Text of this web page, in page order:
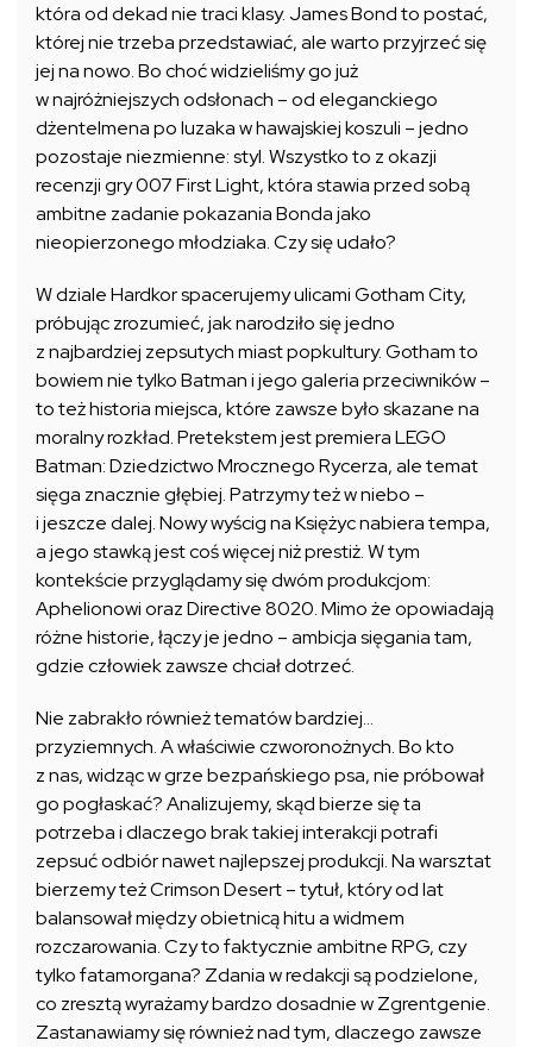
która od dekad nie traci klasy. James Bond to postać,
której nie trzeba przedstawiać, ale warto przyjrzeć się
jej na nowo. Bo choć widzieliśmy go już
w najróżniejszych odsłonach – od eleganckiego
dżentelmena po luzaka w hawajskiej koszuli – jedno
pozostaje niezmienne: styl. Wszystko to z okazji
recenzji gry 007 First Light, która stawia przed sobą
ambitne zadanie pokazania Bonda jako
nieopierzonego młodziaka. Czy się udało?
W dziale Hardkor spacerujemy ulicami Gotham City,
próbując zrozumieć, jak narodziło się jedno
z najbardziej zepsutych miast popkultury. Gotham to
bowiem nie tylko Batman i jego galeria przeciwników –
to też historia miejsca, które zawsze było skazane na
moralny rozkład. Pretekstem jest premiera LEGO
Batman: Dziedzictwo Mrocznego Rycerza, ale temat
sięga znacznie głębiej. Patrzymy też w niebo –
i jeszcze dalej. Nowy wyścig na Księżyc nabiera tempa,
a jego stawką jest coś więcej niż prestiż. W tym
kontekście przyglądamy się dwóm produkcjom:
Aphelionowi oraz Directive 8020. Mimo że opowiadają
różne historie, łączy je jedno – ambicja sięgania tam,
gdzie człowiek zawsze chciał dotrzeć.
Nie zabrakło również tematów bardziej…
przyziemnych. A właściwie czworonożnych. Bo kto
z nas, widząc w grze bezpańskiego psa, nie próbował
go pogłaskać? Analizujemy, skąd bierze się ta
potrzeba i dlaczego brak takiej interakcji potrafi
zepsuć odbiór nawet najlepszej produkcji. Na warsztat
bierzemy też Crimson Desert – tytuł, który od lat
balansował między obietnicą hitu a widmem
rozczarowania. Czy to faktycznie ambitne RPG, czy
tylko fatamorgana? Zdania w redakcji są podzielone,
co zresztą wyrażamy bardzo dosadnie w Zgrentgenie.
Zastanawiamy się również nad tym, dlaczego zawsze